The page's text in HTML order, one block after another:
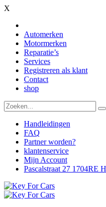
X
Automerken
Motormerken
Reparatie’s
Services
Registreren als klant
Contact
shop
Handleidingen
FAQ
Partner worden?
klantenservice
Mijn Account
Pascalstraat 27 1704RE